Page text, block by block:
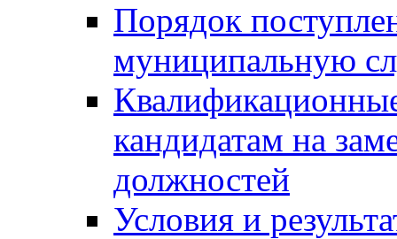
Порядок
муниципальную
кандидатам на
должностей
Условия и